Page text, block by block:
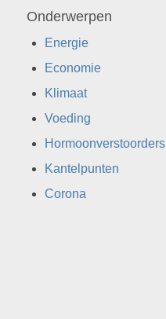
Onderwerpen
Energie
Economie
Klimaat
Voeding
Hormoonverstoorders
Kantelpunten
Corona